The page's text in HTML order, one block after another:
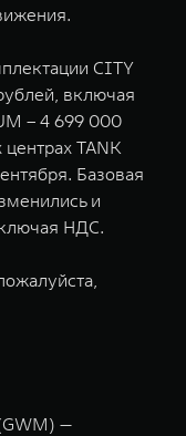
CITY
включая
– 4 699 000
TANK
Базовая
и
НДС.
—